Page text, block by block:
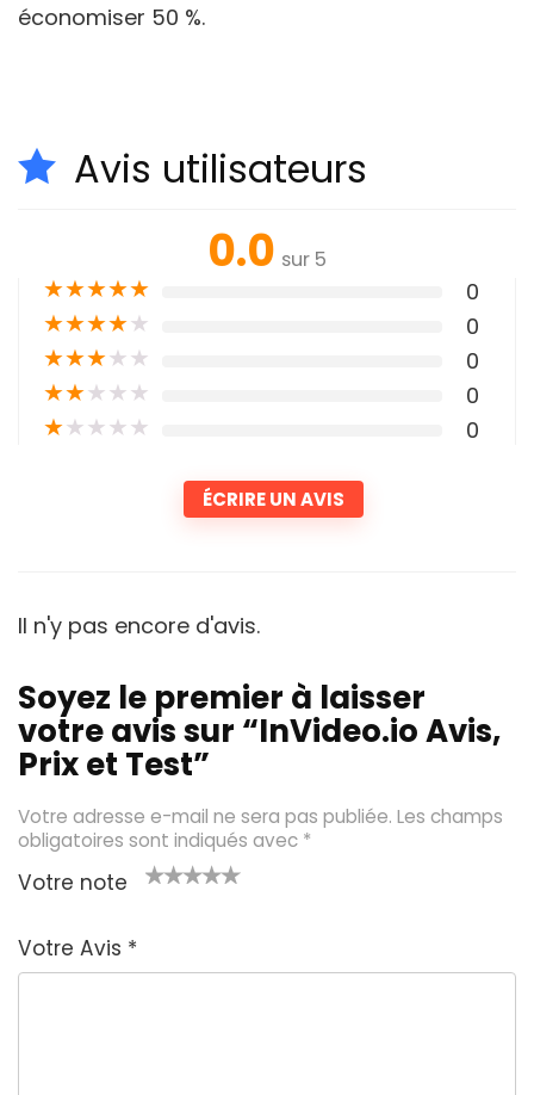
économiser 50 %.
Avis utilisateurs
0.0 sur 5
★★★★★ 0
★★★★★ 0
★★★★★ 0
★★★★★ 0
★★★★★ 0
ÉCRIRE UN AVIS
Il n'y pas encore d'avis.
Soyez le premier à laisser
votre avis sur “InVideo.io Avis,
Prix et Test”
Votre adresse e-mail ne sera pas publiée. Les champs
obligatoires sont indiqués avec *
Votre note
t
es
sur 5
5
Votre Avis *